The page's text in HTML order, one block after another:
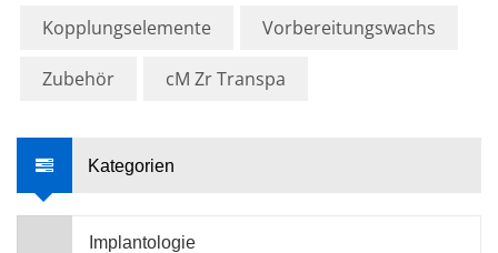
Kopplungselemente Vorbereitungswachs
Zubehör cM Zr Transpa
Kategorien
Implantologie